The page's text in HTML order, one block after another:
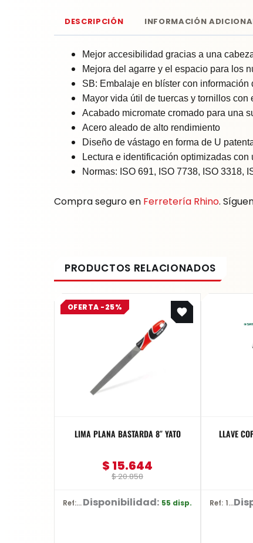
DESCRIPCIÓN INFORMACIÓN
Mejor accesibilidad gracias a una
Mejora del agarre y el espacio para los
SB: Embalaje en blíster con información
Mayor vida útil de tuercas y tornillos
Acabado micromate cromado para una
Acero aleado de alto rendimiento
Diseño de vástago en forma de U
Lectura e identificación optimizadas con
Normas: ISO 691, ISO 7738, ISO 3318,
Compra seguro en Ferretería Rhino.
OFERTA -25%
LIMA PLANA BASTARDA 8″ YATO
$20.858
Original
price
$ 20.858.
$ 15.644
Current
price
$ 15.644.
Ref: YT-62229Disponibilidad: 55 disp.
LLAVE
Ref: 13308